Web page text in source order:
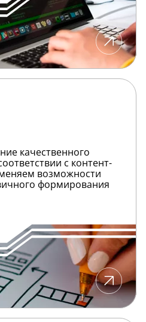
качественного
с контент-
возможности
формирования